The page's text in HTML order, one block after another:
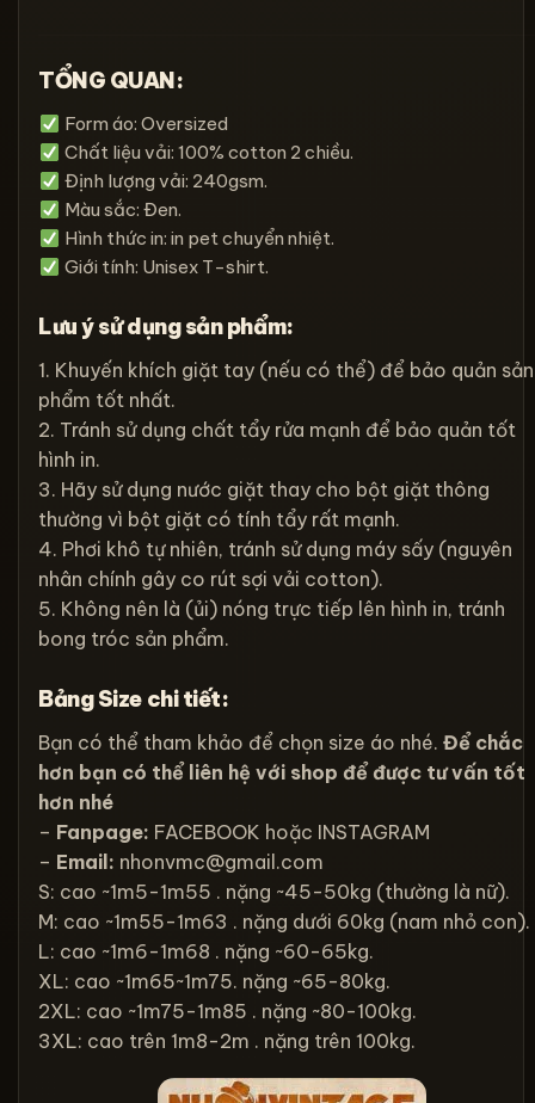
TỔNG QUAN:
Form áo: Oversized
Chất liệu vải: 100% cotton 2 chiều.
Định lượng vải: 240gsm.
Màu sắc: Đen.
Hình thức in: in pet chuyển nhiệt.
Giới tính: Unisex T-shirt.
Lưu ý sử dụng sản phẩm:
1. Khuyến khích giặt tay (nếu có thể) để bảo quản sản
phẩm tốt nhất.
2. Tránh sử dụng chất tẩy rửa mạnh để bảo quản tốt
hình in.
3. Hãy sử dụng nước giặt thay cho bột giặt thông
thường vì bột giặt có tính tẩy rất mạnh.
4. Phơi khô tự nhiên, tránh sử dụng máy sấy (nguyên
nhân chính gây co rút sợi vải cotton).
5. Không nên là (ủi) nóng trực tiếp lên hình in, tránh
bong tróc sản phẩm.
Bảng Size chi tiết:
Bạn có thể tham khảo để chọn size áo nhé. Để chắc
hơn bạn có thể liên hệ với shop để được tư vấn tốt
hơn nhé
– Fanpage: FACEBOOK hoặc INSTAGRAM
– Email: nhonvmc@gmail.com
S: cao ~1m5-1m55 . nặng ~45-50kg (thường là nữ).
M: cao ~1m55-1m63 . nặng dưới 60kg (nam nhỏ con).
L: cao ~1m6-1m68 . nặng ~60-65kg.
XL: cao ~1m65~1m75. nặng ~65-80kg.
2XL: cao ~1m75-1m85 . nặng ~80-100kg.
3XL: cao trên 1m8-2m . nặng trên 100kg.